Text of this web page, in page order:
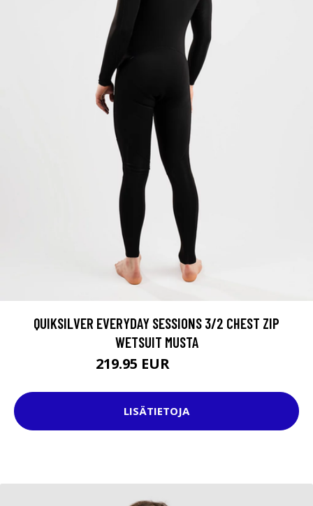
QUIKSILVER EVERYDAY SESSIONS 3/2 CHEST ZIP
WETSUIT MUSTA
219.95 EUR
LISÄTIETOJA